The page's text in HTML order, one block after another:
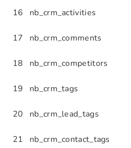
16
nb_crm_activities
17
nb_crm_comments
18
nb_crm_competitors
19
nb_crm_tags
20
nb_crm_lead_tags
21
nb_crm_contact_tags